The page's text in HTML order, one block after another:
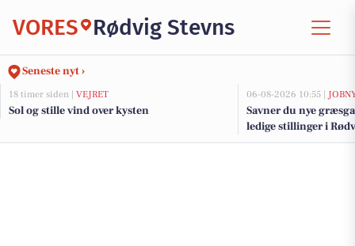
VORES Rødvig Stevns
Seneste nyt ›
18 timer siden | VEJRET
Sol og stille vind over kysten
06-08-2026 10:55 |
Savner du nye
ledige stillinger i